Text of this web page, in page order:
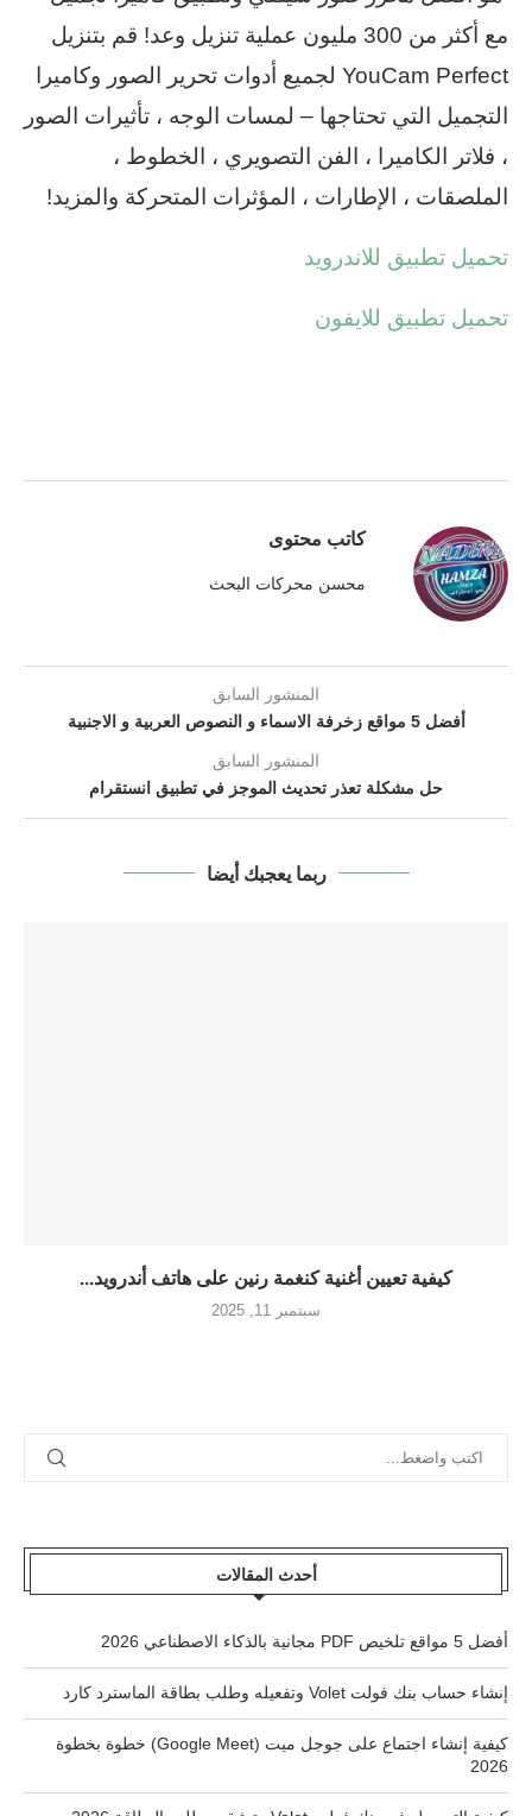
مع أكثر من 300 مليون عملية تنزيل وعد! قم بتنزيل
YouCam Perfect لجميع أدوات تحرير الصور وكاميرا
التجميل التي تحتاجها – لمسات الوجه ، تأثيرات الصور
، فلاتر الكاميرا ، الفن التصويري ، الخطوط ،
الملصقات ، الإطارات ، المؤثرات المتحركة والمزيد!
تحميل تطبيق للاندرويد
تحميل تطبيق للايفون
كاتب محتوى
محسن محركات البحث
المنشور السابق
أفضل 5 مواقع زخرفة الاسماء و النصوص العربية و الاجنبية
المنشور السابق
حل مشكلة تعذر تحديث الموجز في تطبيق انستقرام
ربما يعجبك أيضا
كيفية تعيين أغنية كنغمة رنين على هاتف أندرويد...
سبتمبر 11, 2025
أحدث المقالات
أفضل 5 مواقع تلخيص PDF مجانية بالذكاء الاصطناعي 2026
إنشاء حساب بنك فولت Volet وتفعيله وطلب بطاقة الماسترد كارد
كيفية إنشاء اجتماع على جوجل ميت (Google Meet) خطوة بخطوة
2026